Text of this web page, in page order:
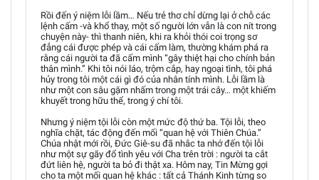
Rồi đến ý niệm lỗi lầm… Nếu trẻ thơ chỉ dừng lại ở chỗ các
lệnh cấm -và khổ thay, một số người lớn vẫn là con nít trong
chuyện này- thì thanh niên, khi ra khỏi thói coi trọng sơ
đẳng cái được phép và cái cấm làm, thường khám phá ra
rằng cái người ta đã cấm mình “gây thiệt hại cho chính bản
thân mình.” Khi tôi nói láo, trộm cắp, hay ngoại tình, tôi phá
hủy trong tôi một cái gì đó của nhân tính mình. Lỗi lầm là
như một con sâu gặm nhấm trong một trái cây… một khiếm
khuyết trong hữu thể, trong ý chí tôi.
Nhưng ý niệm tội lỗi còn một mức độ thứ ba. Tội lỗi, theo
nghĩa chặt, tác động đến mối “quan hệ với Thiên Chúa.”
Chúa nhật mới rồi, Đức Giê-su đã nhắc ta nhớ đến tội lỗi
như một sự gãy đổ tình yêu với Cha trên trời : người ta cắt
đứt liên hệ, người ta bỏ đi thật xa. Hôm nay, Tin Mừng gợi
cho ta một mối quan hệ khác : tất cả Thánh Kinh từng so